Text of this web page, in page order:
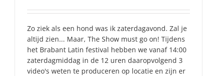
Zo ziek als een hond was ik zaterdagavond. Zal je
altijd zien... Maar, The Show must go on! Tijdens
het Brabant Latin festival hebben we vanaf 14:00
zaterdagmiddag in de 12 uren daaropvolgend 3
video's weten te produceren op locatie en zijn er